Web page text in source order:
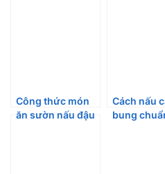
Công thức món
ăn sườn nấu đậu
Cách nấu
bung